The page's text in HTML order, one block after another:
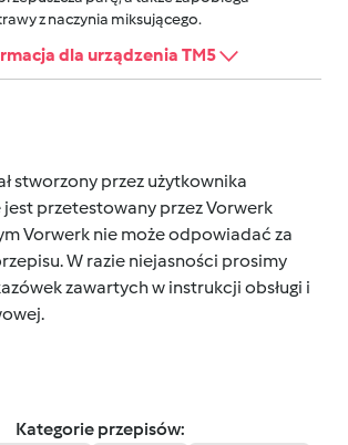
z naczynia miksującego.
dla urządzenia TM5
stworzony przez użytkownika
jest przetestowany przez Vorwerk
Vorwerk nie może odpowiadać za
W razie niejasności prosimy
zawartych w instrukcji obsługi i
Kategorie przepisów: